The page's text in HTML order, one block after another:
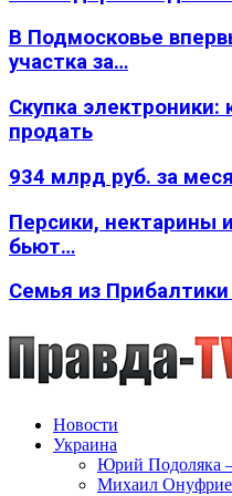
В Подмосковье
участка за…
Скупка
продать
934 млрд руб. за
Персики, нектарины
бьют…
Семья из
Новости
Украина
Юрий
Михаил